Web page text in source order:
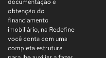
obtenção do
financiamento
imobiliário, na Redefine
você conta com uma
completa estrutura